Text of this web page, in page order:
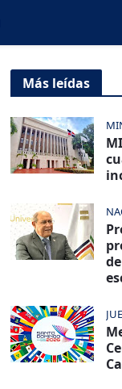
Más leídas